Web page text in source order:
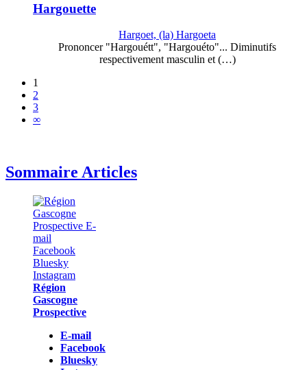
Hargouette
Hargoet, (la) Hargoeta
Prononcer "Hargouétt", "Hargouéto"... Diminutifs
respectivement masculin et (…)
1
2
3
∞
Sommaire Articles
Région
Gascogne
Prospective
E-mail
Facebook
Bluesky